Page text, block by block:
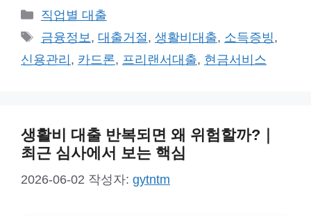
카
테
리
직업별 대출
태
그
금융정보, 대출거절 , 생활비대출, 소득증빙,
신용관리 , 카드론, 프리랜서대출, 현금서비스
생활비 대출 반복되면 왜 위험할까?｜
최근 심사에서 보는 핵심
2026-06-02 작성자: gytntm